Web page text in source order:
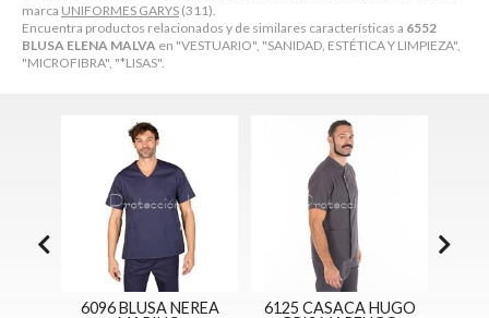
marca UNIFORMES GARYS (311).
Encuentra productos relacionados y de similares características a 6552
BLUSA ELENA MALVA en "VESTUARIO", "SANIDAD, ESTÉTICA Y LIMPIEZA",
"MICROFIBRA", "*LISAS".
BLUSA NEREA
6125 CASACA HUGO
6125 CASACA